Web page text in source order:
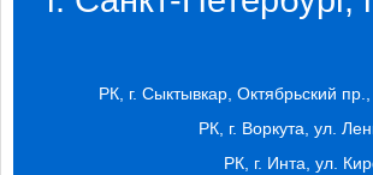
РК, г. Сыктывкар, Октябрьский
РК, г. Воркута, ул.
РК, г. Инта, ул.